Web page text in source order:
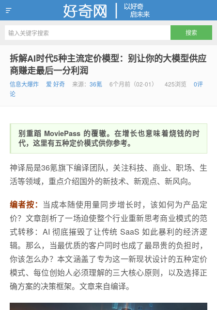
好奇网
拆解AI时代5种主流定价模型：别让你的大模型供应
商赚走最后一分利润
信息大爆炸 爱 好奇 来源： 36氪 6个月前（02-01） 425浏览
0评
论
别重蹈 MoviePass 的覆辙。在增长也意味着烧钱的时
代，这里有五种定价模式供你参考。
神译局是36氪旗下编译团队，关注科技、商业、职场、生
活等领域，重点介绍国外的新技术、新观点、新风向。
编者按： 当成本随使用量同步增长时，该如何为产品定
价？文章剖析了一场迫使整个行业重新思考商业模式的范
式转移：AI 彻底摧毁了让传统 SaaS 如此暴利的经济逻
辑。那么，当最优质的客户同时也成了最昂贵的负担时，
你该怎么办？本文涵盖了专为这一新现状设计的五种定价
模式、每位创始人必须理解的三大核心原则，以及选择正
确方案的决策框架。文章来自编译。